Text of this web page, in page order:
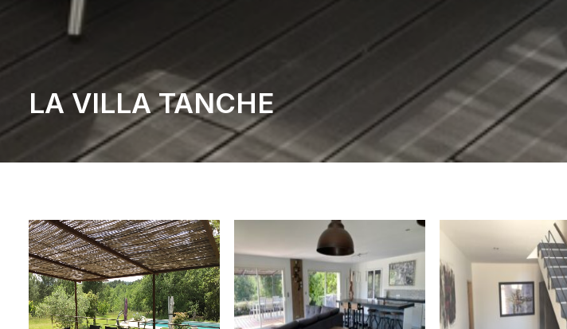
LA VILLA TANCHE